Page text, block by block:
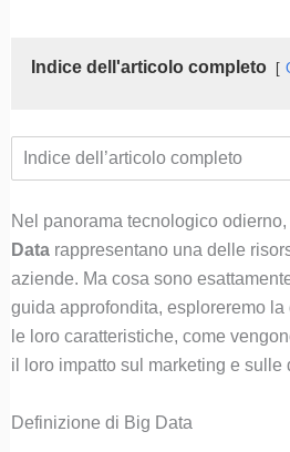
Indice dell'articolo completo
Indice dell’articolo completo
Nel panorama tecnologico odierno,
Datarappresentano una delle
aziende. Ma cosa sono
guida approfondita, esploreremo
le loro caratteristiche, come
il loro impatto sul marketing e
Definizione di Big Data